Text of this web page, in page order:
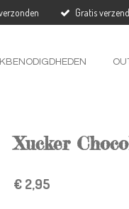
Gratis
Xucker
€ 2,95